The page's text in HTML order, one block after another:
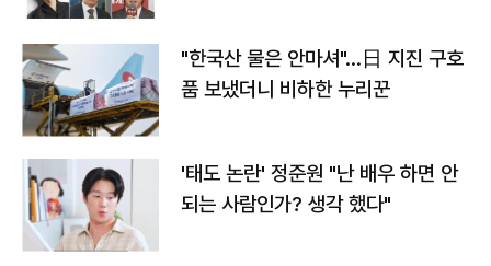
"한국산 물은 안마셔"…日 지진 구호
품 보냈더니 비하한 누리꾼
'태도 논란' 정준원 "난 배우 하면 안
되는 사람인가? 생각 했다"